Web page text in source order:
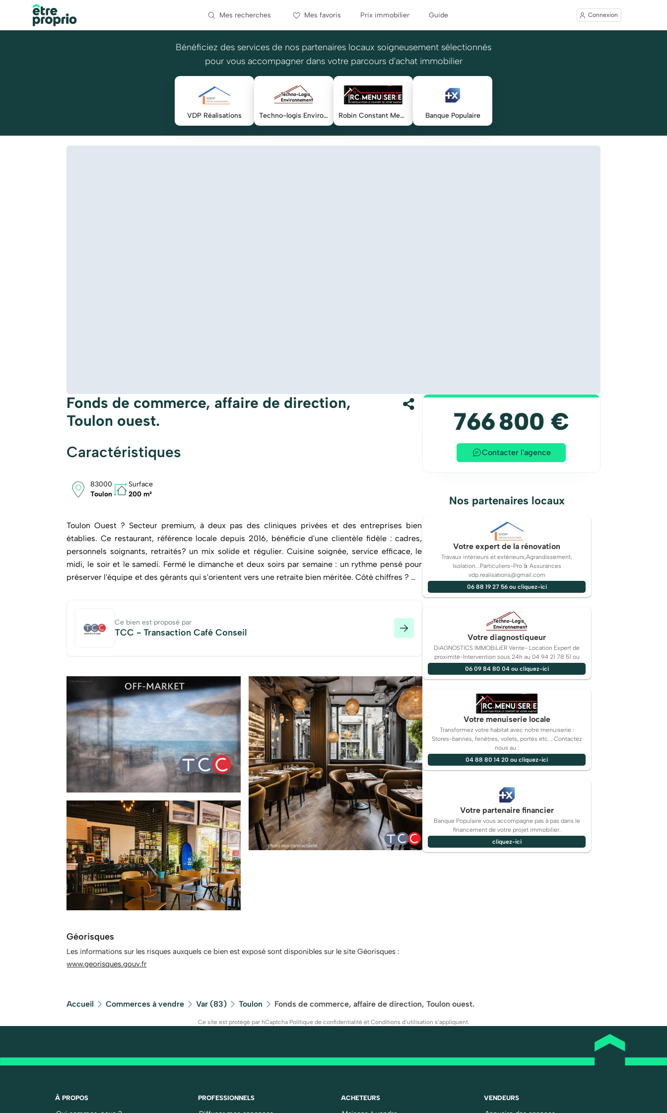
Mes recherches Mes favoris Prix immobilier Guide Connexion
Bénéficiez des services de nos partenaires locaux soigneusement sélectionnés
pour vous accompagner dans votre parcours d'achat immobilier
VDP Réalisations Techno-logis Environnement Habitat Robin Constant Menuiserie Banque Populaire
Fonds de commerce, affaire de direction,
Toulon ouest.
Caractéristiques
83000
Toulon
Surface
200 m²
Toulon Ouest ? Secteur premium, à deux pas des cliniques privées et des entreprises bien
établies. Ce restaurant, référence locale depuis 2016, bénéficie d'une clientèle fidèle : cadres,
personnels soignants, retraités? un mix solide et régulier. Cuisine soignée, service efficace, le
midi, le soir et le samedi. Fermé le dimanche et deux soirs par semaine : un rythme pensé pour
préserver l'équipe et des gérants qui s'orientent vers une retraite bien méritée. Côté chiffres ? On
RSAC : - .
Ce bien est proposé par
TCC - Transaction Café Conseil
Géorisques
Les informations sur les risques auxquels ce bien est exposé sont disponibles sur le site Géorisques :
www.georisques.gouv.fr
766 800 €
Contacter l'agence
Nos partenaires locaux
Votre expert de la rénovation
Travaux intérieurs et extérieurs,Agrandissement,
Isolation...Particuliers-Pro & Assurances
vdp.realisations@gmail.com
06 88 19 27 56 ou cliquez-ici
Votre diagnostiqueur
DiAGNOSTICS IMMOBiLiER Vente- Location Expert de
proximité-Intervention sous 24h au 04 94 21 78 51 ou
06 09 84 80 04 ou cliquez-ici
Votre menuiserie locale
Transformez votre habitat avec notre menuiserie :
Stores-bannes, fenêtres, volets, portes etc... Contactez
nous au :
04 88 80 14 20 ou cliquez-ici
Votre partenaire financier
Banque Populaire vous accompagne pas à pas dans le
financement de votre projet immobilier.
cliquez-ici
Accueil Commerces à vendre Var (83) Toulon Fonds de commerce, affaire de direction, Toulon ouest.
Ce site est protégé par hCaptcha Politique de confidentialitéet Conditions d’utilisation s’appliquent.
À PROPOS PROFESSIONNELS ACHETEURS VENDEURS